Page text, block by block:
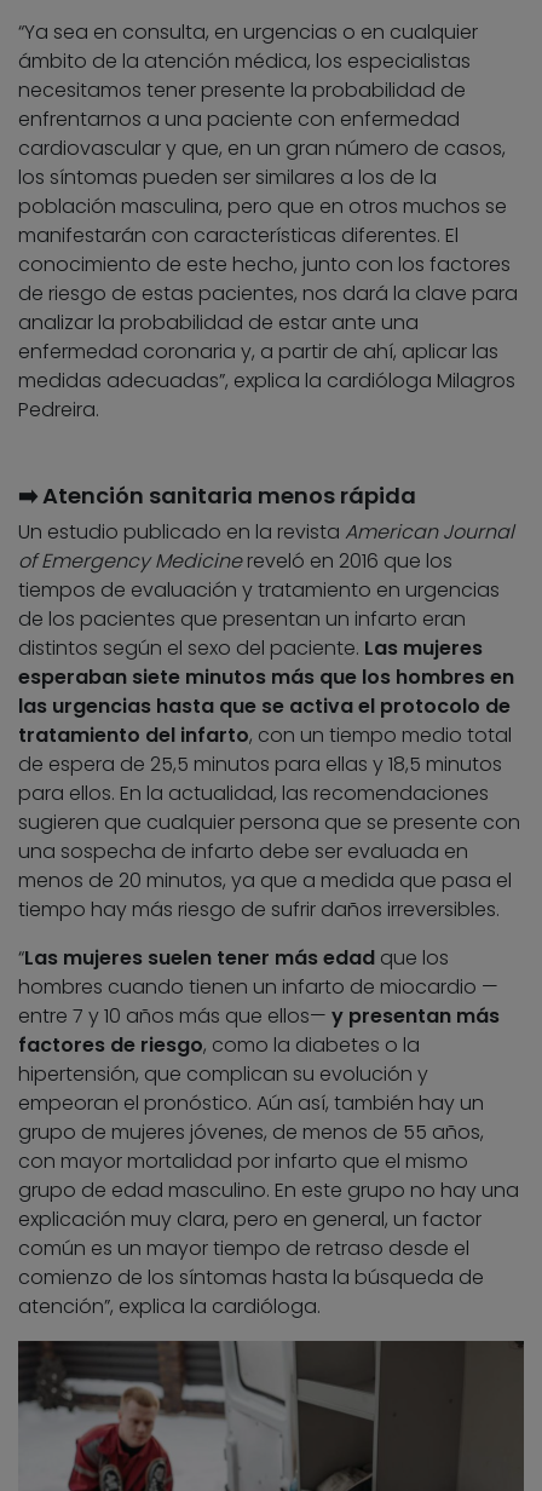
“Ya sea en consulta, en urgencias o en cualquier
ámbito de la atención médica, los especialistas
necesitamos tener presente la probabilidad de
enfrentarnos a una paciente con enfermedad
cardiovascular y que, en un gran número de casos,
los síntomas pueden ser similares a los de la
población masculina, pero que en otros muchos se
manifestarán con características diferentes. El
conocimiento de este hecho, junto con los factores
de riesgo de estas pacientes, nos dará la clave para
analizar la probabilidad de estar ante una
enfermedad coronaria y, a partir de ahí, aplicar las
medidas adecuadas”, explica la cardióloga Milagros
Pedreira.
➡️ Atención sanitaria menos rápida
Un estudio publicado en la revista American Journal
of Emergency Medicinereveló en 2016 que los
tiempos de evaluación y tratamiento en urgencias
de los pacientes que presentan un infarto eran
distintos según el sexo del paciente. Las mujeres
esperaban siete minutos más que los hombres en
las urgencias hasta que se activa el protocolo de
tratamiento del infarto, con un tiempo medio total
de espera de 25,5 minutos para ellas y 18,5 minutos
para ellos. En la actualidad, las recomendaciones
sugieren que cualquier persona que se presente con
una sospecha de infarto debe ser evaluada en
menos de 20 minutos, ya que a medida que pasa el
tiempo hay más riesgo de sufrir daños irreversibles.
“Las mujeres suelen tener más edad que los
hombres cuando tienen un infarto de miocardio —
entre 7 y 10 años más que ellos— y presentan más
factores de riesgo, como la diabetes o la
hipertensión, que complican su evolución y
empeoran el pronóstico. Aún así, también hay un
grupo de mujeres jóvenes, de menos de 55 años,
con mayor mortalidad por infarto que el mismo
grupo de edad masculino. En este grupo no hay una
explicación muy clara, pero en general, un factor
común es un mayor tiempo de retraso desde el
comienzo de los síntomas hasta la búsqueda de
atención”, explica la cardióloga.